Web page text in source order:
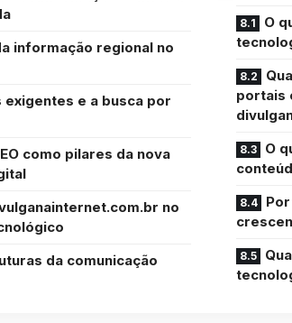
informação regional no
exigentes e a busca por
como pilares da nova
no
da comunicação
O
portais
O